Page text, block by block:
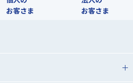
お客さま
お客さま